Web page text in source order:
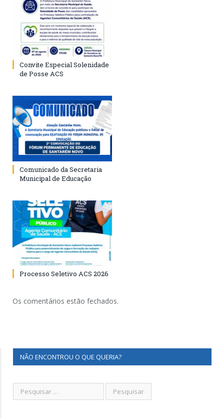
Convite Especial Solenidade
de Posse ACS
Comunicado da Secretaria
Municipal de Educação
Processo Seletivo ACS 2026
Os comentários estão fechados.
NÃO ENCONTROU O QUE QUERIA?